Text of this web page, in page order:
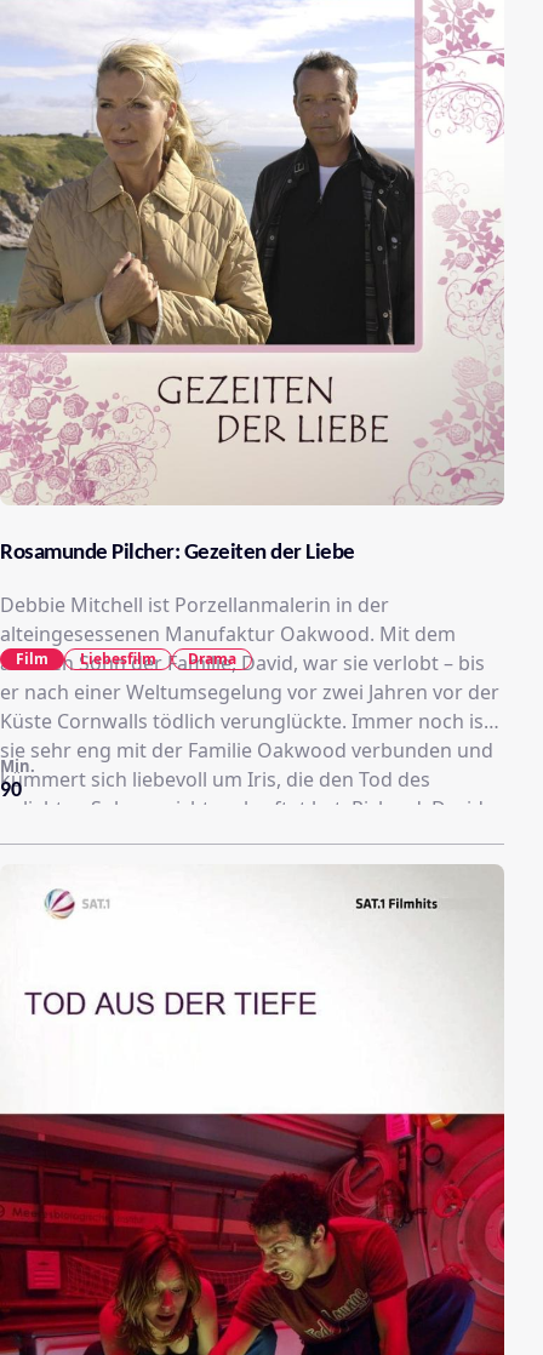
Rosamunde Pilcher: Gezeiten der Liebe
Debbie Mitchell ist Porzellanmalerin in der
alteingesessenen Manufaktur Oakwood. Mit dem
ältesten Sohn der Familie, David, war sie verlobt – bis
er nach einer Weltumsegelung vor zwei Jahren vor der
Küste Cornwalls tödlich verunglückte. Immer noch ist
sie sehr eng mit der Familie Oakwood verbunden und
kümmert sich liebevoll um Iris, die den Tod des
geliebten Sohnes nicht verkraftet hat. Richard, Davids
Vater und Chef der Firma, würde Debbie gern mit
seinemzweiten Sohn Thomas zusammenbringen,
damit Debbie nicht eines Tages zur Konkurrenz geht.
Noch ahnt niemand, dass Edward Lawrence im
liegt ein Antrag auf Auszahlung einer
90
Min.
Film Liebesfilm Drama